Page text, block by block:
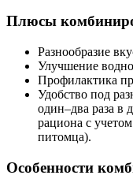
Плюсы
Разнообразие
Улучшение
Профилактика
Удобство под
один–два раза в
рациона с
питомца).
Особенности